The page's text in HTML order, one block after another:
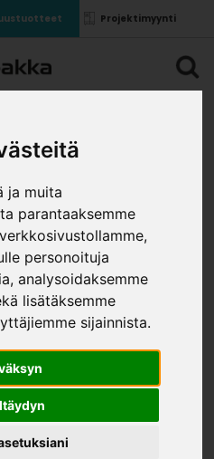
ja muita
parantaaksemme
personoituja
analysoidaksemme
lisätäksemme
sijainnista.
Projektimyynti